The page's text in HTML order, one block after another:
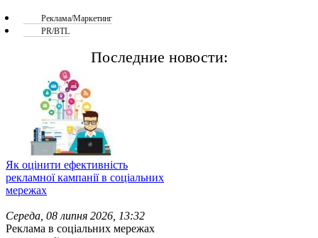
Реклама/Маркетинг
PR/BTL
Последние новости:
Як оцінити ефективність
рекламної кампанії в соціальних
мережах
Середа, 08 липня 2026, 13:32
Реклама в соціальних мережах